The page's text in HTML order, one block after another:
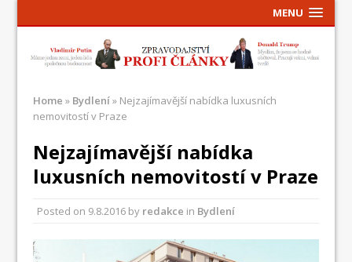
MENU
Home » Bydlení» Nejzajímavější nabídka luxusních
nemovitostí v Praze
Nejzajímavější nabídka
luxusních nemovitostí v Praze
Posted on 9.8.2016 by redakce in Bydlení